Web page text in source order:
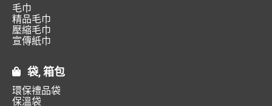
毛巾
精品毛巾
壓縮毛巾
宣傳紙巾
袋, 箱包
環保禮品袋
保溫袋